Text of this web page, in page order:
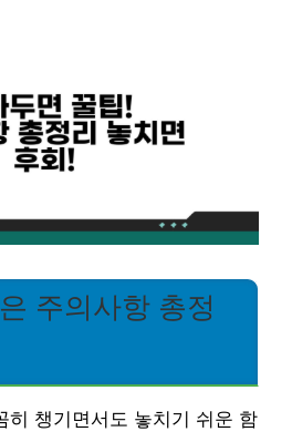
주의사항 총정
히 챙기면서도 놓치기 쉬운 함